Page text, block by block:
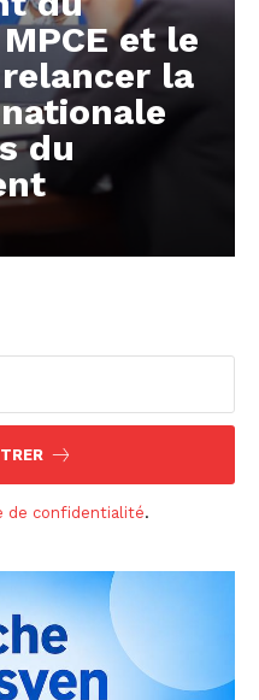
et le
la
du
de confidentialité.